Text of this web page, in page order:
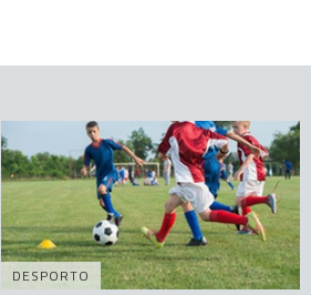
DESPORTO